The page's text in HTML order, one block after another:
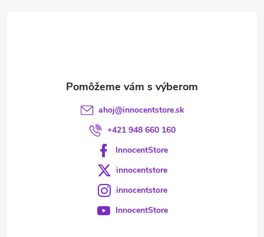
ahoj@innocentstore.sk
+421 948 660 160
InnocentStore
innocentstore
innocentstore
InnocentStore